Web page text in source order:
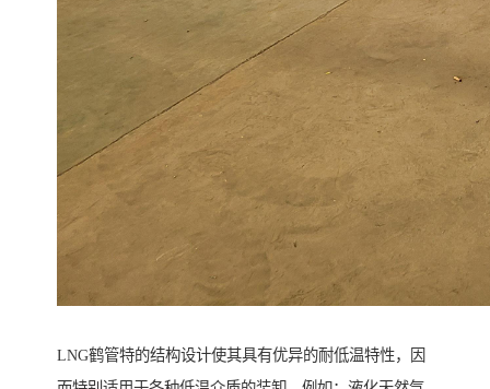
LNG鹤管特的结构设计使其具有优异的耐低温特性，因